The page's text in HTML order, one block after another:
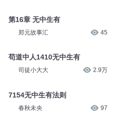
第16章 无中生有
郑元故事汇 45
苟道中人1410无中生有
司徒小大大 2.9万
7154无中生有法则
春秋未央 97